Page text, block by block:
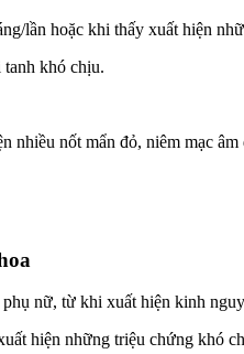
lần hoặc khi thấy xuất hiện
khó chịu.
nhiều nốt mẩn đỏ, niêm mạc âm
nữ, từ khi xuất hiện kinh
hiện những triệu chứng khó